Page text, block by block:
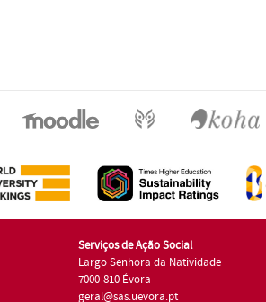
Serviços de Ação Social
Largo Senhora da Natividade
7000-810 Évora
geral@sas.uevora.pt